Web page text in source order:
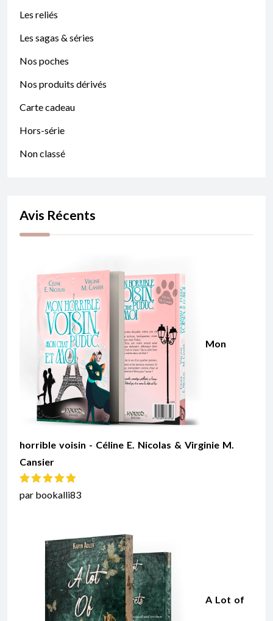
Les reliés
Les sagas & séries
Nos poches
Nos produits dérivés
Carte cadeau
Hors-série
Non classé
Avis Récents
Mon
horrible voisin - Céline E. Nicolas & Virginie M.
Cansier
Note5sur 5
par bookalli83
A Lot of